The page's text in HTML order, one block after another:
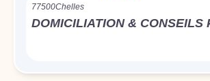
77500Chelles
DOMICILIATION & CONSEILS